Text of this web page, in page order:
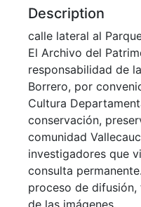
Description
calle lateral al
El Archivo del
responsabilidad de
Borrero, por
Cultura
conservación,
comunidad
investigadores que
consulta
proceso de
de las imágenes.